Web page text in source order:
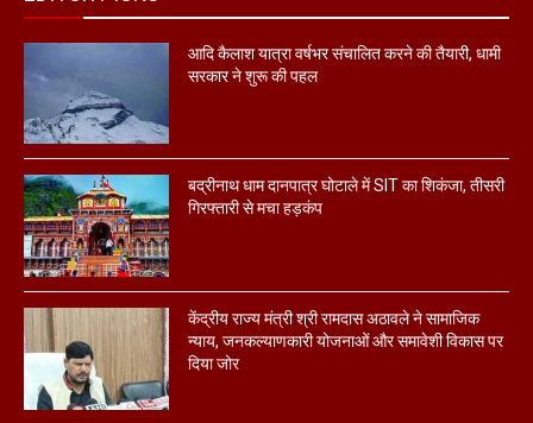
आदि कैलाश यात्रा वर्षभर संचालित करने की तैयारी, धामी
सरकार ने शुरू की पहल
बद्रीनाथ धाम दानपात्र घोटाले में SIT का शिकंजा, तीसरी
गिरफ्तारी से मचा हड़कंप
केंद्रीय राज्य मंत्री श्री रामदास अठावले ने सामाजिक
न्याय, जनकल्याणकारी योजनाओं और समावेशी विकास पर
दिया जोर